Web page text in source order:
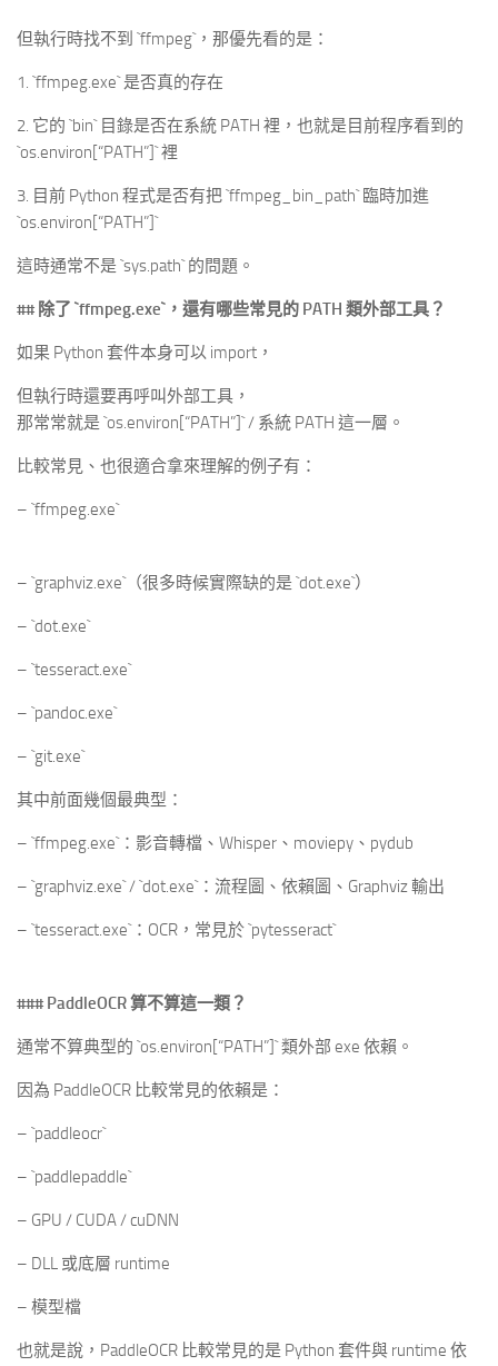
但執行時找不到 `ffmpeg`，那優先看的是：
1. `ffmpeg.exe` 是否真的存在
2. 它的 `bin` 目錄是否在系統 PATH 裡，也就是目前程序看到的
`os.environ[“PATH”]` 裡
3. 目前 Python 程式是否有把 `ffmpeg_bin_path` 臨時加進
`os.environ[“PATH”]`
這時通常不是 `sys.path` 的問題。
## 除了 `ffmpeg.exe` ，還有哪些常見的 PATH 類外部工具？
如果 Python 套件本身可以 import，
但執行時還要再呼叫外部工具，
那常常就是 `os.environ[“PATH”]` / 系統 PATH 這一層。
比較常見、也很適合拿來理解的例子有：
– `ffmpeg.exe`
– `graphviz.exe`（很多時候實際缺的是 `dot.exe`）
– `dot.exe`
– `tesseract.exe`
– `pandoc.exe`
– `git.exe`
其中前面幾個最典型：
– `ffmpeg.exe`：影音轉檔、Whisper、moviepy、pydub
– `graphviz.exe` / `dot.exe`：流程圖、依賴圖、Graphviz 輸出
– `tesseract.exe`：OCR，常見於 `pytesseract`
### PaddleOCR 算不算這一類？
通常不算典型的 `os.environ[“PATH”]` 類外部 exe 依賴。
因為 PaddleOCR 比較常見的依賴是：
– `paddleocr`
– `paddlepaddle`
– GPU / CUDA / cuDNN
– DLL 或底層 runtime
– 模型檔
也就是說，PaddleOCR 比較常見的是 Python 套件與 runtime 依